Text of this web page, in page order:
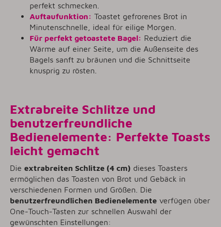
perfekt schmecken.
Auftaufunktion: Toastet gefrorenes Brot in
Minutenschnelle, ideal für eilige Morgen.
Für perfekt getoastete Bagel: Reduziert die
Wärme auf einer Seite, um die Außenseite des
Bagels sanft zu bräunen und die Schnittseite
knusprig zu rösten.
Extrabreite Schlitze und
benutzerfreundliche
Bedienelemente: Perfekte Toasts
leicht gemacht
Die extrabreiten Schlitze (4 cm) dieses Toasters
ermöglichen das Toasten von Brot und Gebäck in
verschiedenen Formen und Größen. Die
benutzerfreundlichen Bedienelemente verfügen über
One-Touch-Tasten zur schnellen Auswahl der
gewünschten Einstellungen: